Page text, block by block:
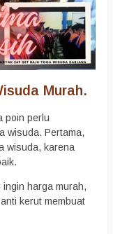
Murah.
poin perlu
wisuda. Pertama,
wisuda, karena
harga murah,
kerut membuat